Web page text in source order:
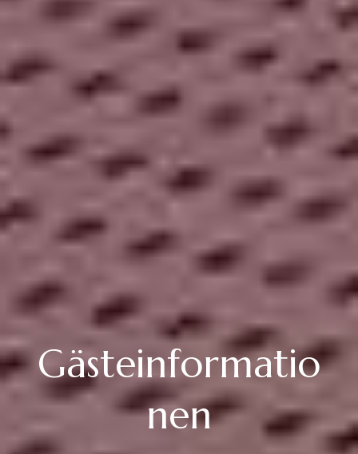
Gästeinformatio
nen